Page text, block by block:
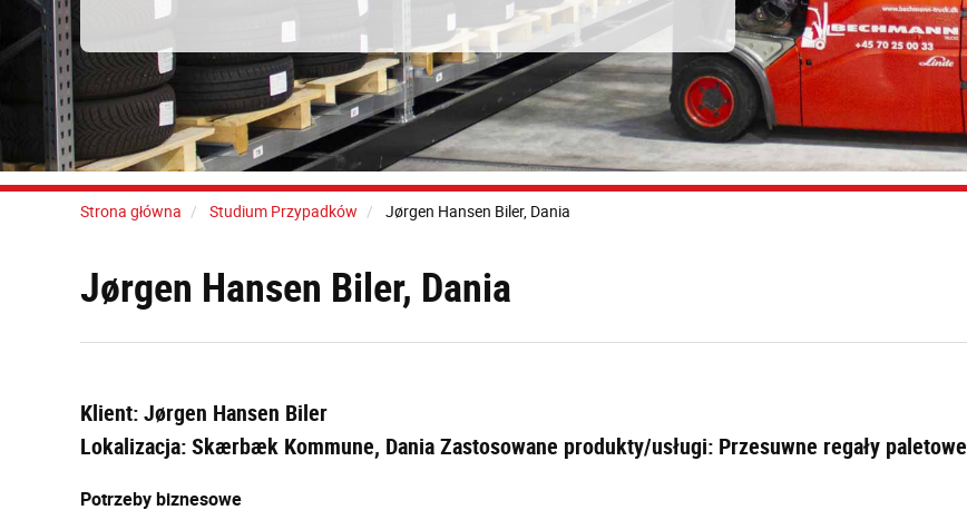
Strona główna Studium Przypadków Jørgen Hansen Biler, Dania
Jørgen Hansen Biler, Dania
Klient: Jørgen Hansen Biler
Lokalizacja: Skærbæk Kommune, Dania Zastosowane produkty/usługi: Przesuwne regały paletowe
Potrzeby biznesowe